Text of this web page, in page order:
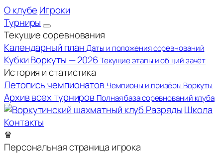
О клубе Игроки
Турниры
Текущие соревнования
Календарный план Даты и положения соревнований
Кубки Воркуты — 2026Текущие этапы и общий зачёт
История и статистика
Летопись чемпионатов Чемпионы и призёры Воркуты
Архив всех турниров Полная база соревнований клуба
РазрядыШкола
Контакты
♛
Персональная страница игрока